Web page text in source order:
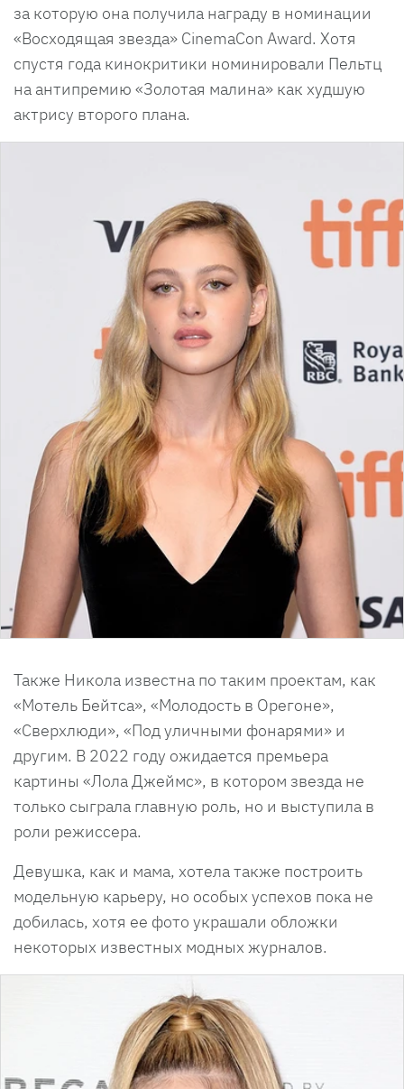
за которую она получила награду в номинации
«Восходящая звезда» CinemaCon Award. Хотя
спустя года кинокритики номинировали Пельтц
на антипремию «Золотая малина» как худшую
актрису второго плана.
Также Никола известна по таким проектам, как
«Мотель Бейтса», «Молодость в Орегоне»,
«Сверхлюди», «Под уличными фонарями» и
другим. В 2022 году ожидается премьера
картины «Лола Джеймс», в котором звезда не
только сыграла главную роль, но и выступила в
роли режиссера.
Девушка, как и мама, хотела также построить
модельную карьеру, но особых успехов пока не
добилась, хотя ее фото украшали обложки
некоторых известных модных журналов.